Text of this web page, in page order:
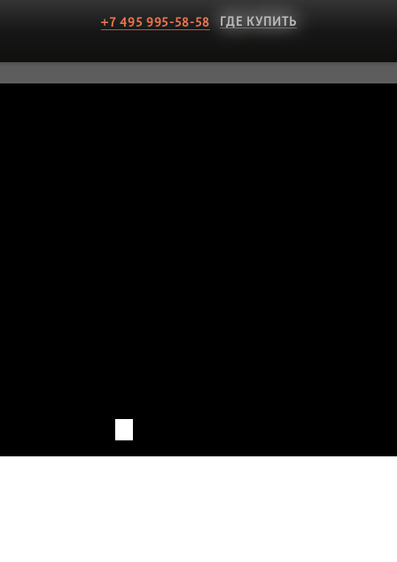
+7 495 995-58-58 ГДЕ КУПИТЬ